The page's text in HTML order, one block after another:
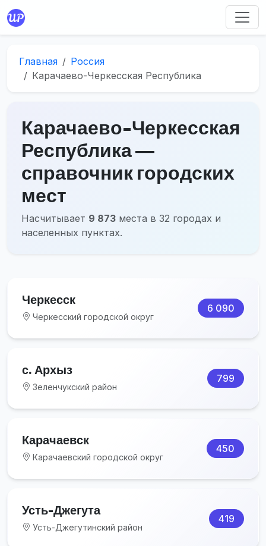
Главная
Россия
Карачаево-Черкесская Республика
Карачаево-Черкесская
Республика ―
справочник городских
мест
Насчитывает 9 873 места в 32 городах и
населенных пунктах.
Черкесск
Черкесский городской округ
6 090
с. Архыз
Зеленчукский район
799
Карачаевск
Карачаевский городской округ
450
Усть-Джегута
Усть-Джегутинский район
419